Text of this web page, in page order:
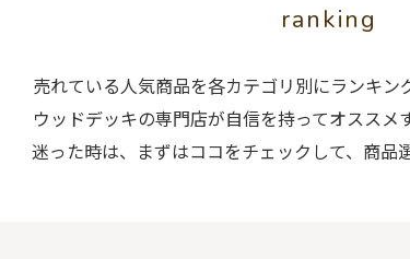
ranking
売れている人気商品を各カテゴリ別にランキン
ウッドデッキの専門店が自信を持ってオススメ
迷った時は、まずはココをチェックして、商品